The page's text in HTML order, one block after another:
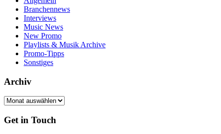
Branchennews
Interviews
Music News
New Promo
Playlists & Musik Archive
Promo-Tipps
Sonstiges
Archiv
Archiv
Get in Touch